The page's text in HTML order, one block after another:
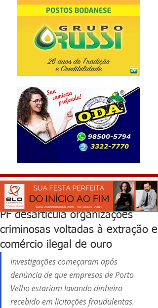
PF desarticula organizações
criminosas voltadas à extração e
comércio ilegal de ouro
Investigações começaram após
denúncia de que empresas de Porto
Velho estariam lavando dinheiro
recebido em licitações fraudulentas.